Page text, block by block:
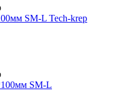
SM-L Tech-krep
SM-L